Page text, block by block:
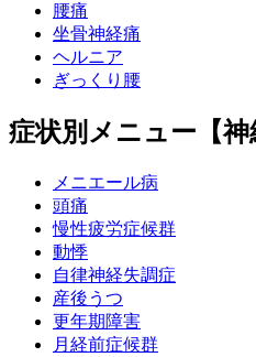
腰痛
坐骨神経痛
ヘルニア
ぎっくり腰
症状別メニュー【神
メニエール病
頭痛
慢性疲労症候群
動悸
自律神経失調症
産後うつ
更年期障害
月経前症候群